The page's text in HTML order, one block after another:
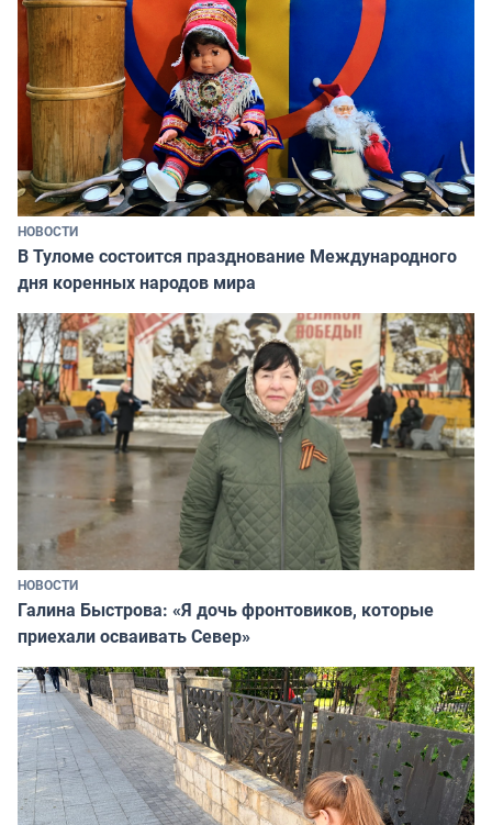
НОВОСТИ
В Туломе состоится празднование Международного
дня коренных народов мира
НОВОСТИ
Галина Быстрова: «Я дочь фронтовиков, которые
приехали осваивать Север»